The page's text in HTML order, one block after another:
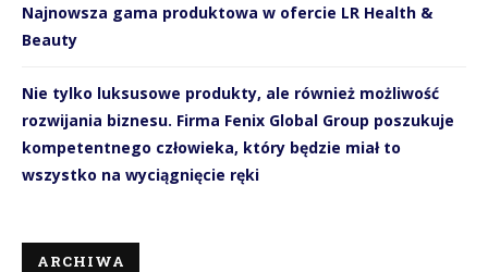
Najnowsza gama produktowa w ofercie LR Health &
Beauty
Nie tylko luksusowe produkty, ale również możliwość
rozwijania biznesu. Firma Fenix Global Group poszukuje
kompetentnego człowieka, który będzie miał to
wszystko na wyciągnięcie ręki
ARCHIWA